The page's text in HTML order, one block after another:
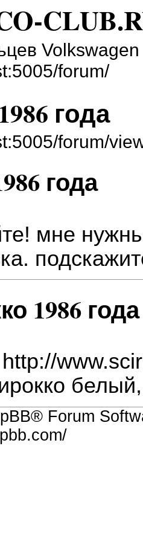
forum/
года
forum/
года
мне
1986 года
http://
Forum